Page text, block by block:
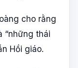
cho rằng
“những thái
Hồi giáo.